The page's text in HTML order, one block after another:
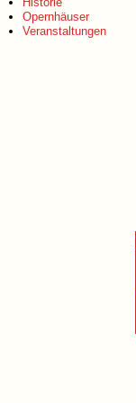
Opernhäuser
Veranstaltungen